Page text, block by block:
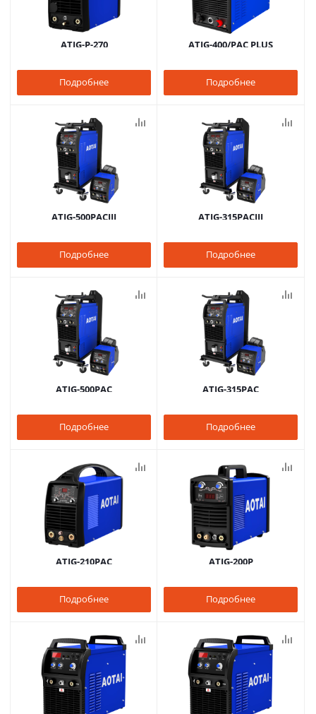
ATIG-P-270
Подробнее
ATIG-400/PAC PLUS
Подробнее
ATIG-500PACIII
Подробнее
ATIG-315PACIII
Подробнее
ATIG-500PAC
Подробнее
ATIG-315PAC
Подробнее
ATIG-210PAC
Подробнее
ATIG-200P
Подробнее